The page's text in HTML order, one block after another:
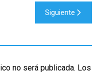
Siguiente
no será publicada. Los